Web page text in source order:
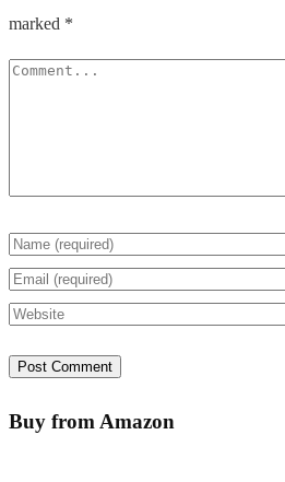
marked *
Buy from Amazon